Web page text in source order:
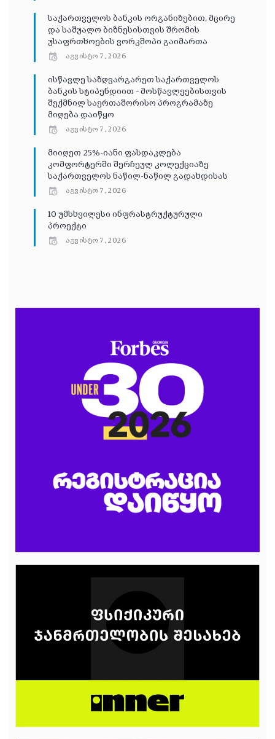
საქართველოს ბანკის ორგანიზებით, მცირე
და საშუალო ბიზნესისთვის შრომის
უსაფრთხოების ვორკშოპი გაიმართა
აგვისტო 7, 2026
ისწავლე საზღვარგარეთ საქართველოს
ბანკის სტიპენდიით – მოსწავლეებისთვის
შექმნილ საერთაშორისო პროგრამაზე
მიღება დაიწყო
აგვისტო 7, 2026
მიიღეთ 25%-იანი ფასდაკლება
კომფორტერში შერჩეულ კოლექციაზე
საქართველოს ნაწილ-ნაწილ გადახდისას
აგვისტო 7, 2026
10 უმსხვილესი ინფრასტრუქტურული
პროექტი
აგვისტო 7, 2026